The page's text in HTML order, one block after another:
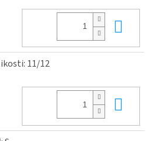
11/12